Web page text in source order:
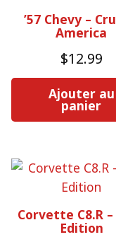
’57 Chevy –
America
$12.99
Ajouter au
panier
Corvette C8.R
Edition